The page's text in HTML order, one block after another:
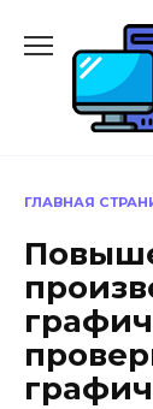
содержанию
ГЛАВНАЯ